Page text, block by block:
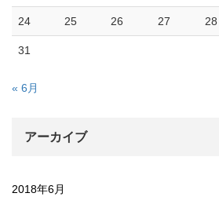
24 25 26 27 28
31
« 6月
アーカイブ
2018年6月